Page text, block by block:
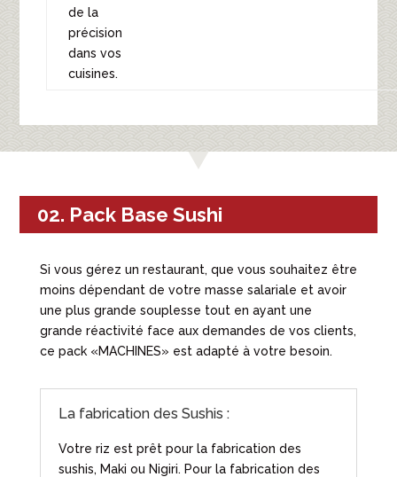
de la
précision
dans vos
cuisines.
02. Pack Base Sushi
Si vous gérez un restaurant, que vous souhaitez être
moins dépendant de votre masse salariale et avoir
une plus grande souplesse tout en ayant une
grande réactivité face aux demandes de vos clients,
ce pack «MACHINES» est adapté à votre besoin.
La fabrication des Sushis :
Votre riz est prêt pour la fabrication des
sushis, Maki ou Nigiri. Pour la fabrication des